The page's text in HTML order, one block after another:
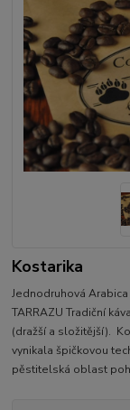
Kostarika
Jednodruhová
TARRAZU Tradiční
(dražší a složitější).
vynikala špičkovou
pěstitelská oblast